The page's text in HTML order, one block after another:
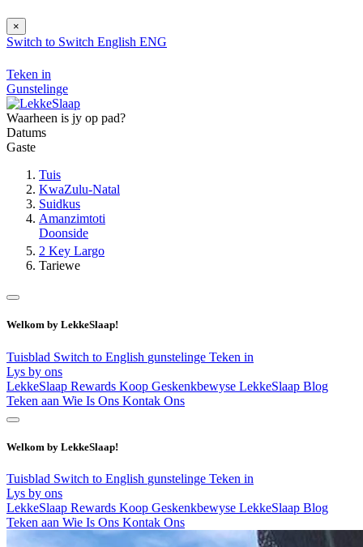
×
Switch to Switch English ENG
Teken in
Gunstelinge
Waarheen is jy op pad?
Datums
Gaste
Tuis
KwaZulu-Natal
Suidkus
Amanzimtoti
Doonside
2 Key Largo
Tariewe
Welkom by LekkeSlaap!
Tuisblad Switch to English gunstelinge Teken in
Lys by ons
LekkeSlaap Rewards Koop Geskenkbewyse LekkeSlaap Blog
Teken aan Wie Is Ons Kontak Ons
Welkom by LekkeSlaap!
Tuisblad Switch to English gunstelinge Teken in
Lys by ons
LekkeSlaap Rewards Koop Geskenkbewyse LekkeSlaap Blog
Teken aan Wie Is Ons Kontak Ons